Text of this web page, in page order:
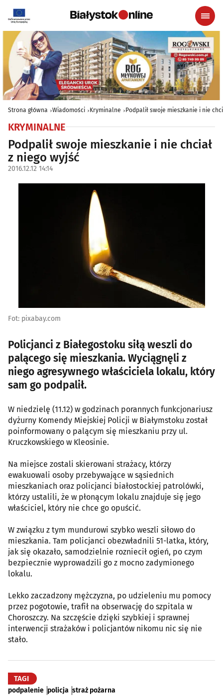
Strona główna Wiadomości Kryminalne Podpalił swoje mieszkanie i nie
KRYMINALNE
Podpalił swoje mieszkanie i nie chciał
z niego wyjść
2016.12.12 14:14
Fot: pixabay.com
Policjanci z Białegostoku siłą weszli do
palącego się mieszkania. Wyciągnęli z
niego agresywnego właściciela lokalu, który
sam go podpalił.
W niedzielę (11.12) w godzinach porannych funkcjonariusz
dyżurny Komendy Miejskiej Policji w Białymstoku został
poinformowany o palącym się mieszkaniu przy ul.
Kruczkowskiego w Kleosinie.
Na miejsce zostali skierowani strażacy, którzy
ewakuowali osoby przebywające w sąsiednich
mieszkaniach oraz policjanci białostockiej patrolówki,
którzy ustalili, że w płonącym lokalu znajduje się jego
właściciel, który nie chce go opuścić.
W związku z tym mundurowi szybko weszli siłowo do
mieszkania. Tam policjanci obezwładnili 51-latka, który,
jak się okazało, samodzielnie rozniecił ogień, po czym
bezpiecznie wyprowadzili go z mocno zadymionego
lokalu.
Lekko zaczadzony mężczyzna, po udzieleniu mu pomocy
przez pogotowie, trafił na obserwację do szpitala w
Choroszczy. Na szczęście dzięki szybkiej i sprawnej
interwencji strażaków i policjantów nikomu nic się nie
stało.
TAGI
podpalenie policja straż pożarna